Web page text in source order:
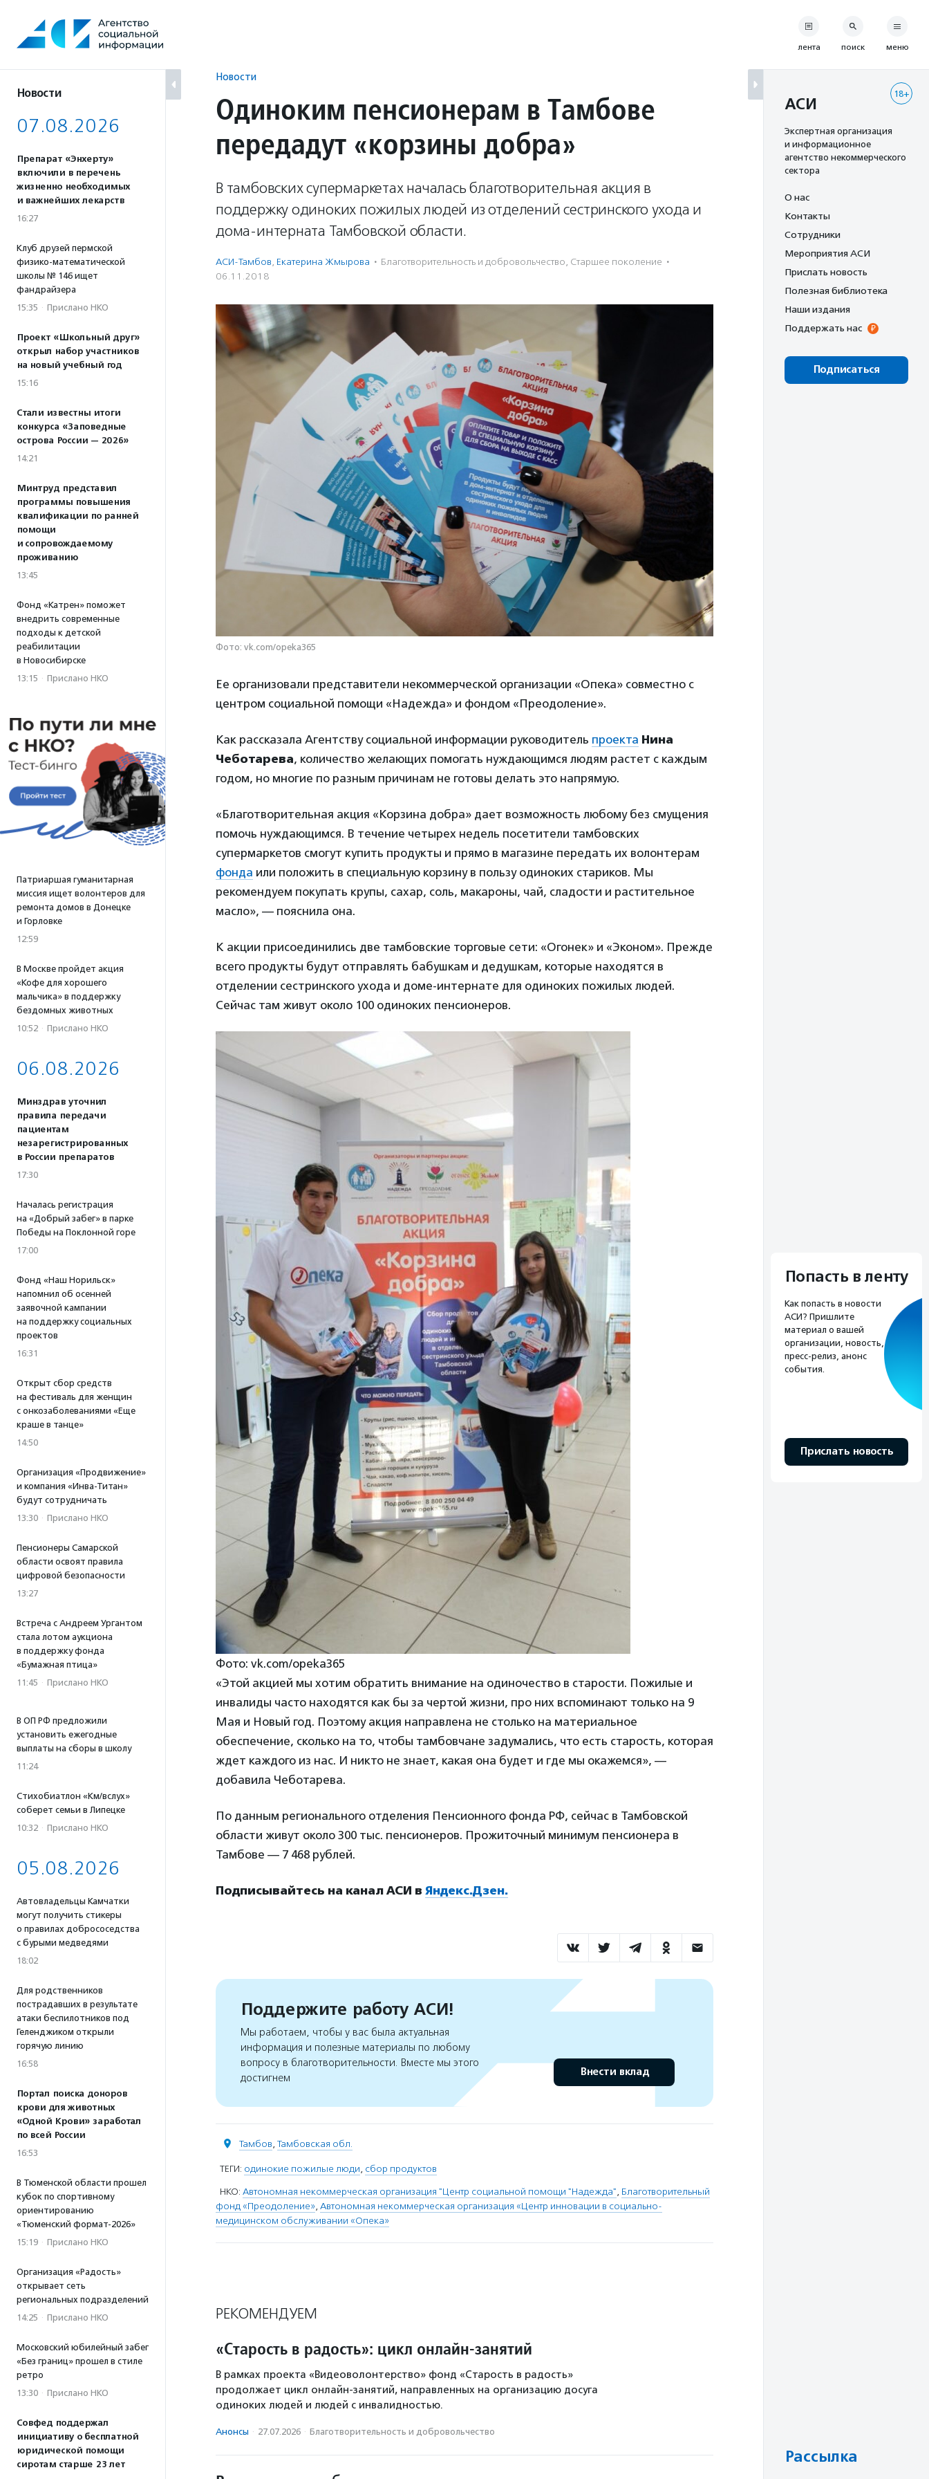
содержанию
Новости
07.08.2026
Препарат «Энхерту»
включили в перечень
жизненно необходимых
и важнейших лекарств
16:27
Клуб друзей пермской
физико-математической
школы № 146 ищет
фандрайзера
15:35 · Прислано НКО
Проект «Школьный друг»
открыл набор участников
на новый учебный год
15:16
Стали известны итоги
конкурса «Заповедные
острова России — 2026»
14:21
Минтруд представил
программы повышения
квалификации по ранней
помощи
и сопровождаемому
проживанию
13:45
Фонд «Катрен» поможет
внедрить современные
подходы к детской
реабилитации
в Новосибирске
13:15 · Прислано НКО
Патриаршая гуманитарная
миссия ищет волонтеров для
ремонта домов в Донецке
и Горловке
12:59
В Москве пройдет акция
«Кофе для хорошего
мальчика» в поддержку
бездомных животных
10:52 · Прислано НКО
06.08.2026
Минздрав уточнил
правила передачи
пациентам
незарегистрированных
в России препаратов
17:30
Началась регистрация
на «Добрый забег» в парке
Победы на Поклонной горе
17:00
Фонд «Наш Норильск»
напомнил об осенней
заявочной кампании
на поддержку социальных
проектов
16:31
Открыт сбор средств
на фестиваль для женщин
с онкозаболеваниями «Еще
краше в танце»
14:50
Организация «Продвижение»
и компания «Инва-Титан»
будут сотрудничать
13:30 · Прислано НКО
Пенсионеры Самарской
области освоят правила
цифровой безопасности
13:27
Встреча с Андреем Ургантом
стала лотом аукциона
в поддержку фонда
«Бумажная птица»
11:45 · Прислано НКО
В ОП РФ предложили
установить ежегодные
выплаты на сборы в школу
11:24
Стихобиатлон «Км/вслух»
соберет семьи в Липецке
10:32 · Прислано НКО
05.08.2026
Автовладельцы Камчатки
могут получить стикеры
о правилах добрососедства
с бурыми медведями
18:02
Для родственников
пострадавших в результате
атаки беспилотников под
Геленджиком открыли
горячую линию
16:58
Портал поиска доноров
крови для животных
«Одной Крови» заработал
по всей России
16:53
В Тюменской области прошел
кубок по спортивному
ориентированию
«Тюменский формат-2026»
15:19 · Прислано НКО
Организация «Радость»
открывает сеть
региональных подразделений
14:25 · Прислано НКО
Московский юбилейный забег
«Без границ» прошел в стиле
ретро
13:30 · Прислано НКО
Совфед поддержал
инициативу о бесплатной
юридической помощи
сиротам старше 23 лет
Новости
Одиноким пенсионерам в Тамбове
передадут «корзины добра»
В тамбовских супермаркетах началась благотворительная акция в
поддержку одиноких пожилых людей из отделений сестринского ухода и
дома-интерната Тамбовской области.
АСИ-Тамбов, Екатерина Жмырова · Благотвори­тель­ность и доброволь­чест­во, Старшее поколение ·
06.11.2018
Фото: vk.com/opeka365
Ее организовали представители некоммерческой организации «Опека» совместно с
центром социальной помощи «Надежда» и фондом «Преодоление».
Как рассказала Агентству социальной информации руководитель проекта Нина
Чеботарева, количество желающих помогать нуждающимся людям растет с каждым
годом, но многие по разным причинам не готовы делать это напрямую.
«Благотворительная акция «Корзина добра» дает возможность любому без смущения
помочь нуждающимся. В течение четырех недель посетители тамбовских
супермаркетов смогут купить продукты и прямо в магазине передать их волонтерам
фонда или положить в специальную корзину в пользу одиноких стариков. Мы
рекомендуем покупать крупы, сахар, соль, макароны, чай, сладости и растительное
масло», — пояснила она.
К акции присоединились две тамбовские торговые сети: «Огонек» и «Эконом». Прежде
всего продукты будут отправлять бабушкам и дедушкам, которые находятся в
отделении сестринского ухода и доме-интернате для одиноких пожилых людей.
Сейчас там живут около 100 одиноких пенсионеров.
Фото: vk.com/opeka365
«Этой акцией мы хотим обратить внимание на одиночество в старости. Пожилые и
инвалиды часто находятся как бы за чертой жизни, про них вспоминают только на 9
Мая и Новый год. Поэтому акция направлена не столько на материальное
обеспечение, сколько на то, чтобы тамбовчане задумались, что есть старость, которая
ждет каждого из нас. И никто не знает, какая она будет и где мы окажемся», —
добавила Чеботарева.
По данным регионального отделения Пенсионного фонда РФ, сейчас в Тамбовской
области живут около 300 тыс. пенсионеров. Прожиточный минимум пенсионера в
Тамбове — 7 468 рублей.
Подписывайтесь на канал АСИ в Яндекс.Дзен.
Поддержите работу АСИ!
Мы работаем, чтобы у вас была актуальная
информация и полезные материалы по любому
вопросу в благотворительности. Вместе мы этого
достигнем
Внести вклад
Тамбов, Тамбовская обл.
ТЕГИ: одинокие пожилые люди, сбор продуктов
НКО: Автономная некоммерческая организация "Центр социальной помощи "Надежда", Благотворительный
фонд «Преодоление», Автономная некоммерческая организация «Центр инновации в социально-
медицинском обслуживании «Опека»
РЕКОМЕНДУЕМ
«Старость в радость»: цикл онлайн-занятий
В рамках проекта «Видеоволонтерство» фонд «Старость в радость»
продолжает цикл онлайн-занятий, направленных на организацию досуга
одиноких людей и людей с инвалидностью.
Анонсы · 27.07.2026 · Благотвори­тель­ность и доброволь­чест­во
лента поиск меню
18+
АСИ
Экспертная организация
и информационное
агентство некоммерческого
сектора
О нас
Контакты
Сотрудники
Мероприятия АСИ
Прислать новость
Полезная библиотека
Наши издания
Поддержать нас
Подписаться
Попасть в ленту
Как попасть в новости
АСИ? Пришлите
материал о вашей
организации, новость,
пресс-релиз, анонс
события.
Прислать новость
Рассылка